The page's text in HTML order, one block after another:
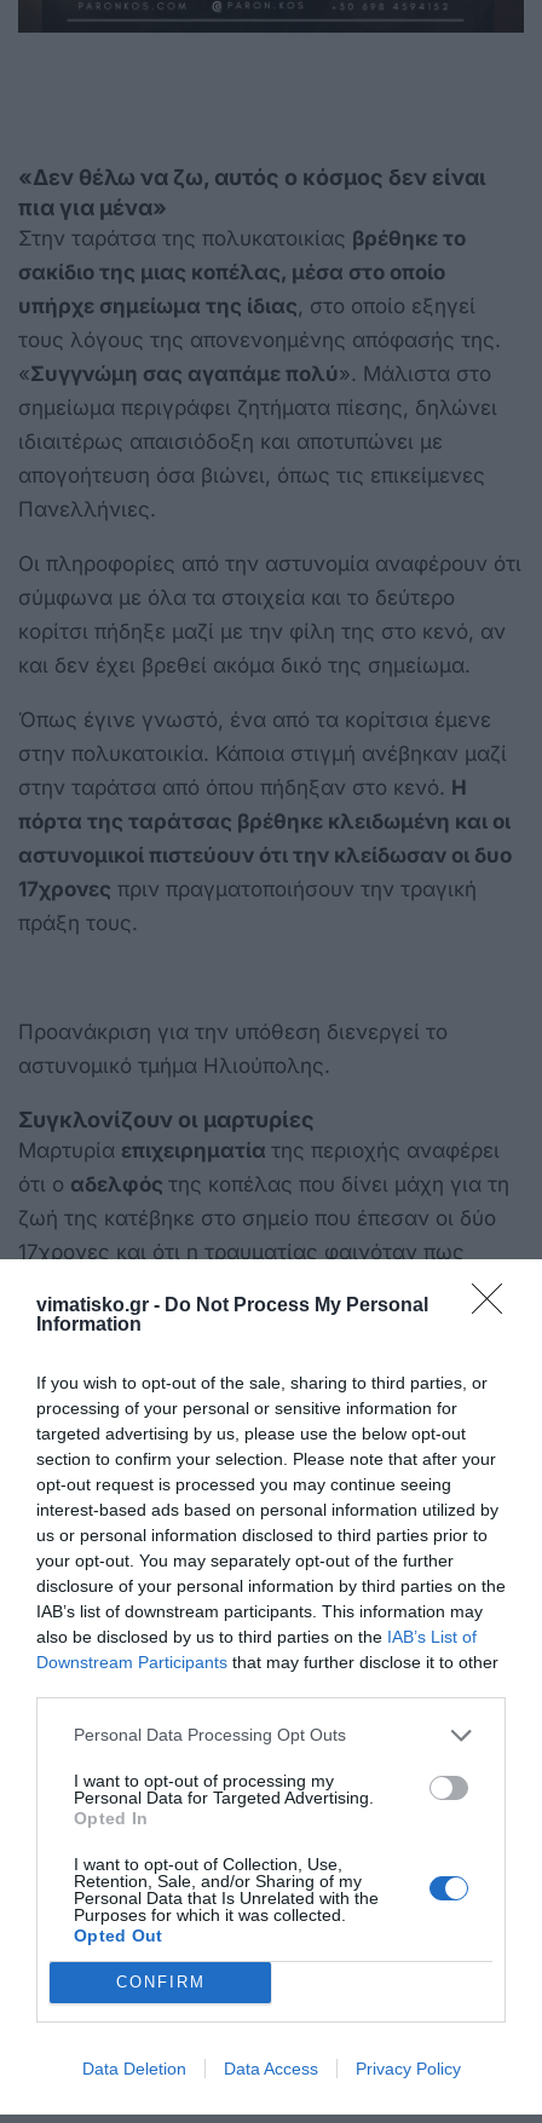
vimatisko.gr - Do Not Process My Personal
Information
If you wish to opt-out of the sale, sharing to third parties, or
processing of your personal or sensitive information for
targeted advertising by us, please use the below opt-out
section to confirm your selection. Please note that after your
opt-out request is processed you may continue seeing
interest-based ads based on personal information utilized by
us or personal information disclosed to third parties prior to
your opt-out. You may separately opt-out of the further
disclosure of your personal information by third parties on the
IAB’s list of downstream participants. This information may
also be disclosed by us to third parties on the IAB’s List of
Downstream Participants that may further disclose it to other
Personal Data Processing Opt Outs
I want to opt-out of processing my
Personal Data for Targeted Advertising.
Opted In
I want to opt-out of Collection, Use,
Retention, Sale, and/or Sharing of my
Personal Data that Is Unrelated with the
Purposes for which it was collected.
Opted Out
CONFIRM
Data Deletion Data Access Privacy Policy
«Δεν θέλω να ζω, αυτός ο κόσμος δεν είναι
πια για μένα»
Στην ταράτσα της πολυκατοικίας βρέθηκε το
σακίδιο της μιας κοπέλας, μέσα στο οποίο
υπήρχε σημείωμα της ίδιας , στο οποίο εξηγεί
τους λόγους της απονενοημένης απόφασής της.
«Συγγνώμη σας αγαπάμε πολύ». Μάλιστα στο
σημείωμα περιγράφει ζητήματα πίεσης, δηλώνει
ιδιαιτέρως απαισιόδοξη και αποτυπώνει με
απογοήτευση όσα βιώνει, όπως τις επικείμενες
Πανελλήνιες.
Οι πληροφορίες από την αστυνομία αναφέρουν ότι
σύμφωνα με όλα τα στοιχεία και το δεύτερο
κορίτσι πήδηξε μαζί με την φίλη της στο κενό, αν
και δεν έχει βρεθεί ακόμα δικό της σημείωμα.
Όπως έγινε γνωστό, ένα από τα κορίτσια έμενε
στην πολυκατοικία. Κάποια στιγμή ανέβηκαν μαζί
στην ταράτσα από όπου πήδηξαν στο κενό. Η
πόρτα της ταράτσας βρέθηκε κλειδωμένη και οι
αστυνομικοί πιστεύουν ότι την κλείδωσαν οι δυο
17χρονες πριν πραγματοποιήσουν την τραγική
πράξη τους.
Προανάκριση για την υπόθεση διενεργεί το
αστυνομικό τμήμα Ηλιούπολης.
Συγκλονίζουν οι μαρτυρίες
Μαρτυρία επιχειρηματία της περιοχής αναφέρει
ότι ο αδελφός της κοπέλας που δίνει μάχη για τη
ζωή της κατέβηκε στο σημείο που έπεσαν οι δύο
17χρονες και ότι η τραυματίας φαινόταν πως
επιφωνήματα, το κορίτσι προσπαθούσε να
συνέβαινε», είπε.
«Ήμουν στο γραφείο μου και ακούστηκε ένα
μακρόσυρτο επιφώνημα και ένας πολύ δυνατός
κρότος. Γυρνώντας το κεφάλι και βλέπεις τα δύο
κορίτσια. Οι επόμενες κινήσεις ήταν το ΕΚΑΒ, που
ήρθε όντως γρήγορα. Κατέβηκε μία κυρία από
τον πρώτο και πλησίασε τη μία την κοπέλα και
είδε ότι ανέπνεε. Κατέβηκε και ένα άλλο
παλικάρι, που είπε ότι είμαι ο αδερφός της, που
άλλος μάρτυρας.
Μάλιστα, σύμφωνα με γειτόνισσα, οι δύο
ανήλικες
κλειδιά της ταράτσας.«Η φίλη μου της λέει “εκεί
που είναι τα κλειδιά, εκεί που τα βάζουμε”.Δεν
πρόλαβε να κάνει πέντε βήματα και ακούει το
μπαμ, πέσανε τα παιδιάαπό την ταράτσα! Πού να
φανταστεί εκείνη τώρα γιατί και για ποιο λόγο
αυτό το τραγικό γεγονός», είπε χαρακτηριστικά.